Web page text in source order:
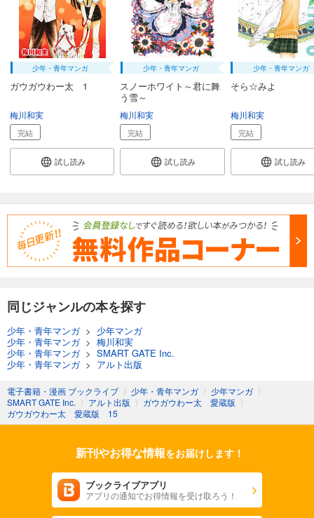
少年・青年マンガ
ガウガウわー太 1
梅川和実
完結
試し読み
少年・青年マンガ
スノーホワイト～君に舞
う雪～
梅川和実
完結
試し読み
少年・青年マンガ
そら☆みよ
梅川和実
完結
試し読み
同じジャンルの本を探す
少年・青年マンガ> 少年マンガ
少年・青年マンガ> 梅川和実
少年・青年マンガ> SMART GATE Inc.
少年・青年マンガ> アルト出版
電子書籍・漫画 ブックライブ 〉 少年・青年マンガ 〉 少年マンガ 〉
SMART GATE Inc. 〉 アルト出版 〉 ガウガウわー太 愛蔵版 〉
ガウガウわー太 愛蔵版 15
新刊やお得な情報をお届けします！
ブックライブアプリ
アプリの通知でお得情報を受け取ろう！